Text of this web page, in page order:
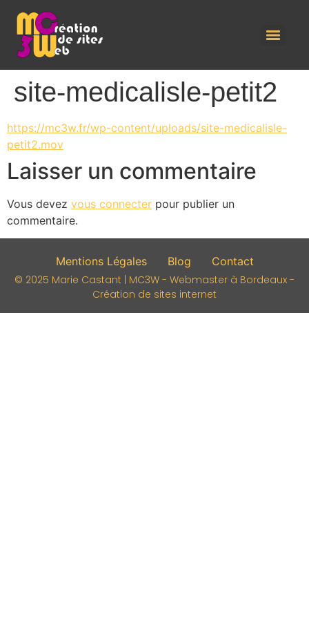
site-medicalisle-petit2
https://mc3w.fr/wp-content/uploads/site-medicalisle-
petit2.mov
Laisser un commentaire
Vous devez vous connecter pour publier un
commentaire.
Mentions Légales Blog
Contact
© 2025 Marie Castant | MC3W - Webmaster à Bordeaux -
Création de sites internet